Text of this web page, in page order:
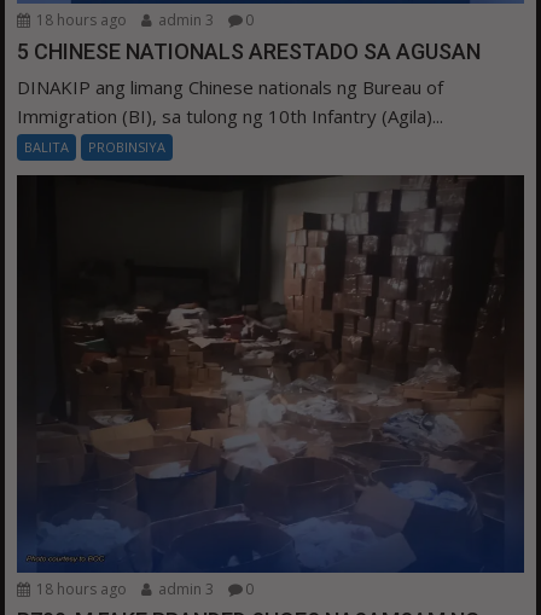
18 hours ago admin 3 0
5 CHINESE NATIONALS ARESTADO SA AGUSAN
DINAKIP ang limang Chinese nationals ng Bureau of
Immigration (BI), sa tulong ng 10th Infantry (Agila)...
BALITA PROBINSIYA
18 hours ago admin 3 0